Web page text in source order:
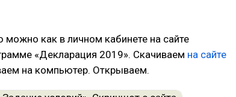
можно как в личном кабинете на сайте
«Декларация 2019». Скачиваем на сайте
на компьютер. Открываем.